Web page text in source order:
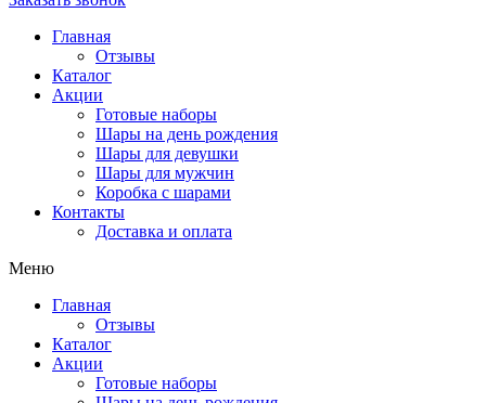
Главная
Отзывы
Каталог
Акции
Готовые наборы
Шары на день рождения
Шары для девушки
Шары для мужчин
Коробка с шарами
Контакты
Доставка и оплата
Меню
Главная
Отзывы
Каталог
Акции
Готовые наборы